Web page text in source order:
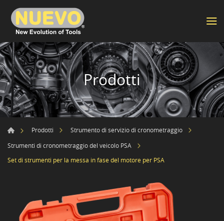
Prodotti
Prodotti
Strumento di servizio di cronometraggio
Strumenti di cronometraggio del veicolo PSA
Set di strumenti per la messa in fase del motore per PSA